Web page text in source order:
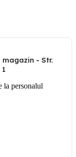
- Str.
la personalul